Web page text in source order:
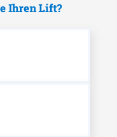
Ihren Lift?